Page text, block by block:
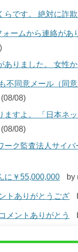
らです。 絶対に詐欺
ームから連絡があ
ありました。 女性か
不同意メール（同
08)
ますよ。 「日本ネッ
08)
ーク監査法人サイバ
に￥55,000,000
by
トありがとうござ
メントありがとう